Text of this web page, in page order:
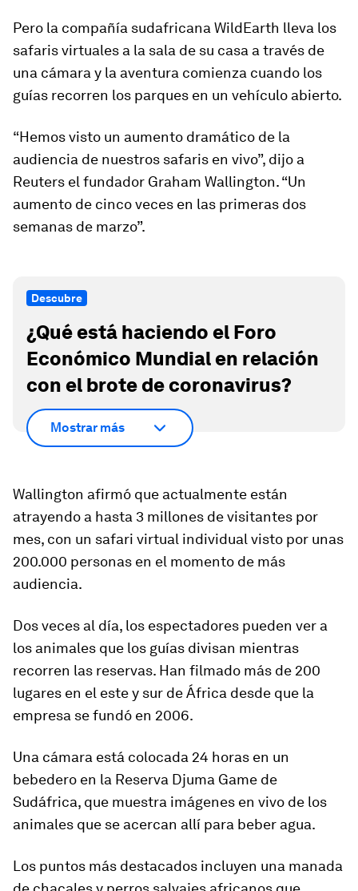
Pero la compañía sudafricana WildEarth lleva los
safaris virtuales a la sala de su casa a través de
una cámara y la aventura comienza cuando los
guías recorren los parques en un vehículo abierto.
“Hemos visto un aumento dramático de la
audiencia de nuestros safaris en vivo”, dijo a
Reuters el fundador Graham Wallington. “Un
aumento de cinco veces en las primeras dos
semanas de marzo”.
Descubre
¿Qué está haciendo el Foro
Económico Mundial en relación
con el brote de coronavirus?
Mostrar más
Wallington afirmó que actualmente están
atrayendo a hasta 3 millones de visitantes por
mes, con un safari virtual individual visto por unas
200.000 personas en el momento de más
audiencia.
Dos veces al día, los espectadores pueden ver a
los animales que los guías divisan mientras
recorren las reservas. Han filmado más de 200
lugares en el este y sur de África desde que la
empresa se fundó en 2006.
Una cámara está colocada 24 horas en un
bebedero en la Reserva Djuma Game de
Sudáfrica, que muestra imágenes en vivo de los
animales que se acercan allí para beber agua.
Los puntos más destacados incluyen una manada